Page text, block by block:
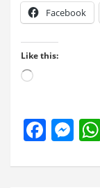
Facebook
Like this:
Loading…
F
ce
M
se